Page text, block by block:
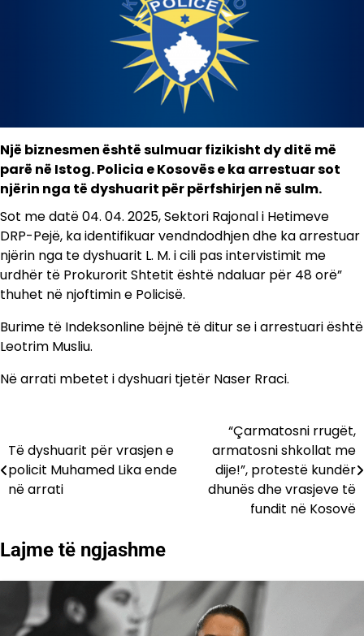
Një biznesmen është sulmuar fizikisht dy ditë më
parë në Istog. Policia e Kosovës e ka arrestuar sot
njërin nga të dyshuarit për përfshirjen në sulm.
Sot me datë 04. 04. 2025, Sektori Rajonal i Hetimeve
DRP-Pejë, ka identifikuar vendndodhjen dhe ka arrestuar
njërin nga te dyshuarit L. M. i cili pas intervistimit me
urdhër të Prokurorit Shtetit është ndaluar për 48 orë”
thuhet në njoftimin e Policisë.
Burime të Indeksonline bëjnë të ditur se i arrestuari është
Leotrim Musliu.
Në arrati mbetet i dyshuari tjetër Naser Rraci.
te
postimet
Të dyshuarit për vrasjen e
policit Muhamed Lika ende
në arrati
“Çarmatosni rrugët,
armatosni shkollat me
dije!”, protestë kundër
dhunës dhe vrasjeve të
fundit në Kosovë
Lajme të ngjashme